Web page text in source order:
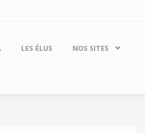
LES ÉLUS NOS SITES